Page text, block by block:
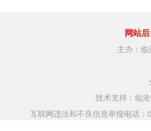
网站
主办：
技术支持：临
互联网违法和不良信息举报电话